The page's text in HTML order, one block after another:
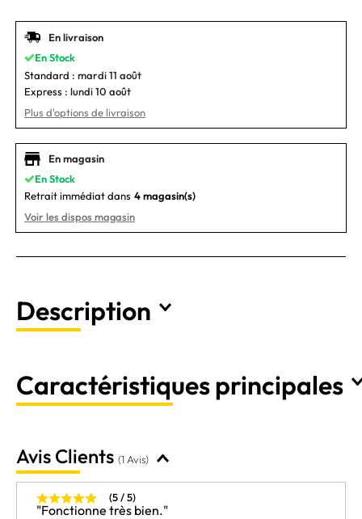
En livraison
En Stock
Standard : mardi 11 août
Express : lundi 10 août
Plus d'options de livraison
En magasin
En Stock
Retrait immédiat dans 4 magasin(s)
Voir les dispos magasin
Description
Caractéristiques principales
Avis Clients (1 Avis)
(5 / 5)
"Fonctionne très bien."